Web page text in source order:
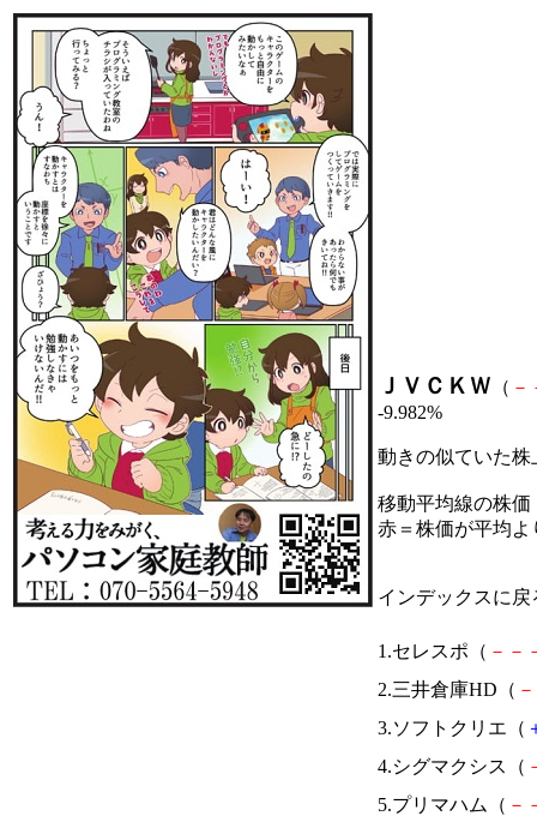
ＪＶＣＫＷ （ －
-9.982%
動きの似ていた
移動平均線の株価
赤＝株価が平均
インデックスに戻
1.セレスポ（ － －
2.三井倉庫HD（ －
3.ソフトクリエ（
4.シグマクシス（
5.プリマハム（ －